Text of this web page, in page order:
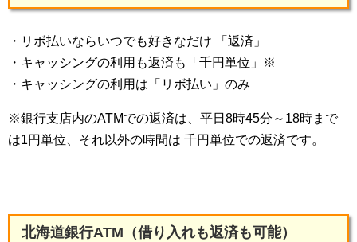
・リボ払いならいつでも好きなだけ 「返済」
・キャッシングの利用も返済も「千円単位」※
・キャッシングの利用は「リボ払い」のみ
※銀行支店内のATMでの返済は、平日8時45分～18時まで
は1円単位、それ以外の時間は 千円単位での返済です。
北海道銀行ATM（借り入れも返済も可能）